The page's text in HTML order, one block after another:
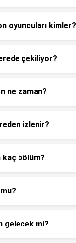
oyuncuları kimler?
çekiliyor?
ne zaman?
izlenir?
kaç bölüm?
gelecek mi?